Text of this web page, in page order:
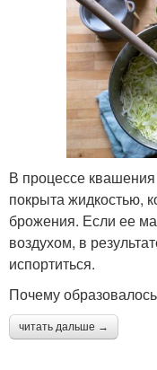
В процессе
покрыта жидкостью,
брожения. Если ее
воздухом, в
испортиться.
Почему
читать дальше →